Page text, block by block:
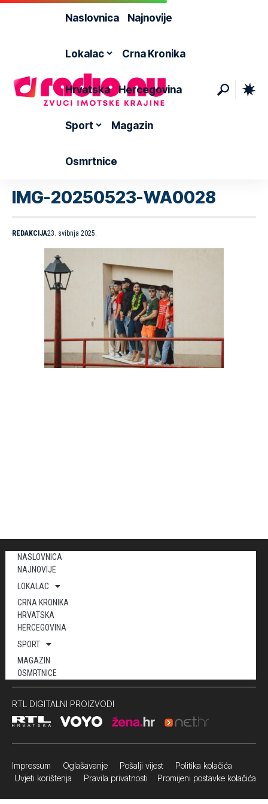
Naslovnica Najnovije
Lokalac Crna Kronika
Hrvatska Hercegovina
Sport Magazin
Osmrtnice
IMG-20250523-WA0028
REDAKCIJA23. svibnja 2025.
NASLOVNICA
NAJNOVIJE
LOKALAC
CRNA KRONIKA
HRVATSKA
HERCEGOVINA
SPORT
MAGAZIN
OSMRTNICE
RTL DIGITALNI PROIZVODI
Impressum Oglašavanje Pošalji vijest Politika kolačića
Uvjeti korištenja Pravila privatnosti Promijeni postavke kolačića